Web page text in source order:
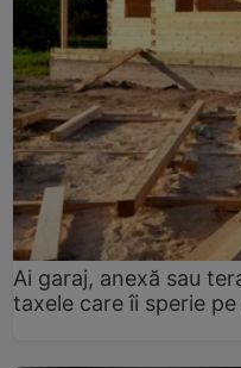
Ai garaj, anexă sau
taxele care îi sperie